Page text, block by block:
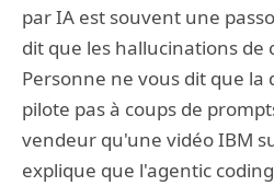
par IA est souvent une
dit que les hallucinations de
Personne ne vous dit que
pilote pas à coups de
vendeur qu'une vidéo IBM
explique que l'agentic